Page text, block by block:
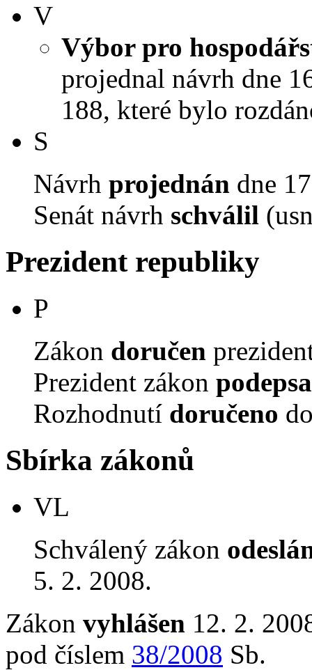
V
Výbor pro
projednal návrh dne
188, které bylo
S
Návrh projednán dne
Senát návrh schválil
Prezident republiky
P
Zákon doručen
Prezident zákon
Rozhodnutí doručeno
Sbírka zákonů
VL
Schválený zákon
5. 2. 2008.
Zákon vyhlášen 12. 2.
pod číslem 38/2008 Sb.